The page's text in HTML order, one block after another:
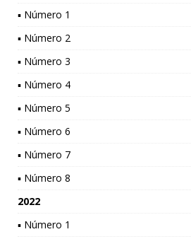
▪ Número 1
▪ Número 2
▪ Número 3
▪ Número 4
▪ Número 5
▪ Número 6
▪ Número 7
▪ Número 8
2022
▪ Número 1